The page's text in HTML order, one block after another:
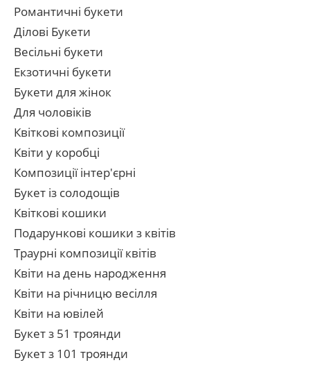
Романтичні букети
Ділові Букети
Весільні букети
Екзотичні букети
Букети для жінок
Для чоловіків
Квіткові композиції
Квіти у коробці
Композиції інтер'єрні
Букет із солодощів
Квіткові кошики
Подарункові кошики з квітів
Траурні композиції квітів
Квіти на день народження
Квіти на річницю весілля
Квіти на ювілей
Букет з 51 троянди
Букет з 101 троянди